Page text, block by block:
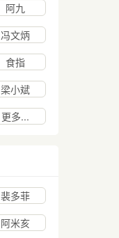
阿九
冯文炳
食指
梁小斌
更多...
裴多菲
阿米亥